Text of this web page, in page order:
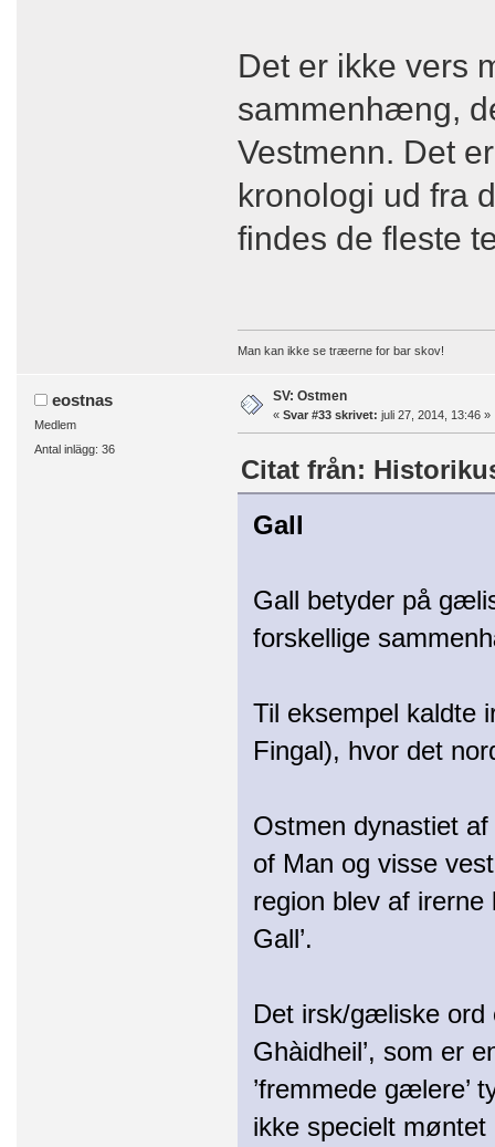
Det er ikke vers
sammenhæng,
Vestmenn. Det
kronologi ud fra
findes de fleste
Man kan ikke se træerne for bar skov!
eostnas
Medlem
Antal inlägg: 36
SV: Ostmen
« Svar #33 skrivet: juli 27, 2014, 13:46 »
Citat från:
Gall
Gall betyder på
forskellige
Til eksempel kaldte
Fingal), hvor det
Ostmen dynastiet
of Man og visse
region blev af irerne
Gall’.
Det irsk/gæliske ord
Ghàidheil’, som er
’fremmede gælere’
ikke specielt møntet